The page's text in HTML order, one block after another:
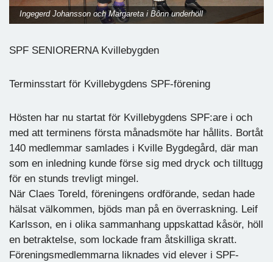
Ingegerd Johansson och Margareta i Bônn underhöll
SPF SENIORERNA Kvillebygden
Terminsstart för Kvillebygdens SPF-förening
Hösten har nu startat för Kvillebygdens SPF:are i och
med att terminens första månadsmöte har hållits. Bortåt
140 medlemmar samlades i Kville Bygdegård, där man
som en inledning kunde förse sig med dryck och tilltugg
för en stunds trevligt mingel.
När Claes Toreld, föreningens ordförande, sedan hade
hälsat välkommen, bjöds man på en överraskning. Leif
Karlsson, en i olika sammanhang uppskattad kåsör, höll
en betraktelse, som lockade fram åtskilliga skratt.
Föreningsmedlemmarna liknades vid elever i SPF-